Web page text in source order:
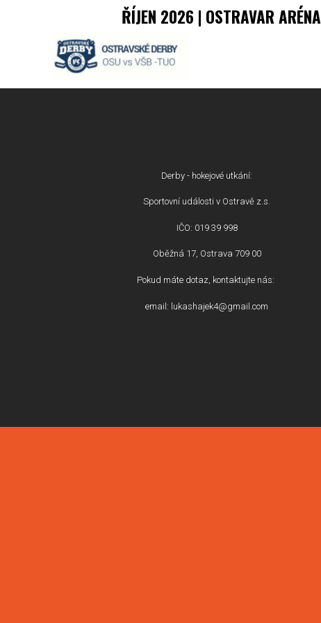
ŘÍJEN 2026 | OSTRAVAR ARÉNA
Derby - hokejové utkání:
Sportovní události v Ostravě z.s.
IČO: 019 39 998
Oběžná 17, Ostrava 709 00
Pokud máte dotaz, kontaktujte nás:
email: lukashajek4@gmail.com